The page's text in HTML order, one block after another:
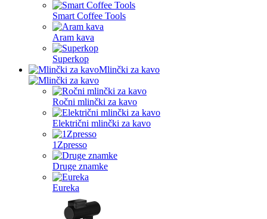
Smart Coffee Tools
Aram kava
Superkop
Mlinčki za kavo
Ročni mlinčki za kavo
Električni mlinčki za kavo
1Zpresso
Druge znamke
Eureka